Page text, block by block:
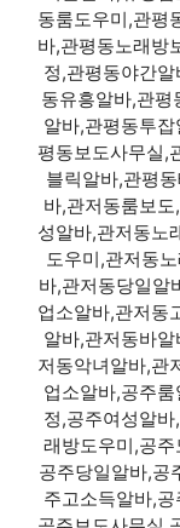
동룸도우미,관평
바,관평동노래방
정,관평동야간
동유흥알바,관
알바,관평동투
평동보도사무실,
블릭알바,관평
바,관저동룸보
성알바,관저동노
도우미,관저동
바,관저동당일알
업소알바,관저동
알바,관저동바
저동악녀알바,관
업소알바,공주
정,공주여성알
래방도우미,공
공주당일알바,공
주고소득알바,